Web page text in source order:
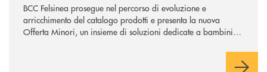
BCC Felsinea prosegue nel percorso di evoluzione e
arricchimento del catalogo prodotti e presenta la nuova
Offerta Minori, un insieme di soluzioni dedicate a bambini e
sviluppo di una relazione consapevole con il denaro, sempre